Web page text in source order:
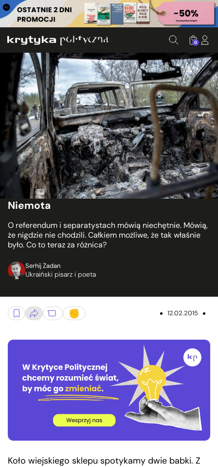
0
Niemota
O referendum i separatystach mówią niechętnie. Mówią,
że nigdzie nie chodzili. Całkiem możliwe, że tak właśnie
było. Co to teraz za różnica?
Serhij Żadan
Ukraiński pisarz i poeta
12.02.2015
Koło wiejskiego sklepu spotykamy dwie babki. Z